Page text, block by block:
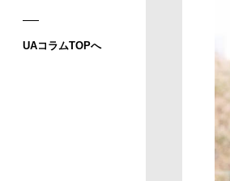
UAコラムTOPへ